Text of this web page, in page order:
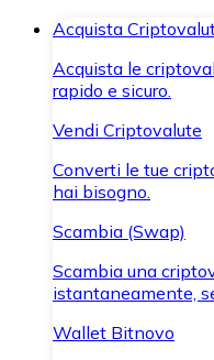
Acquista
Acquista le
rapido e sicuro.
Vendi Criptovalute
Converti le tue
hai bisogno.
Scambia (Swap)
Scambia una
istantaneamente,
Wallet Bitnovo